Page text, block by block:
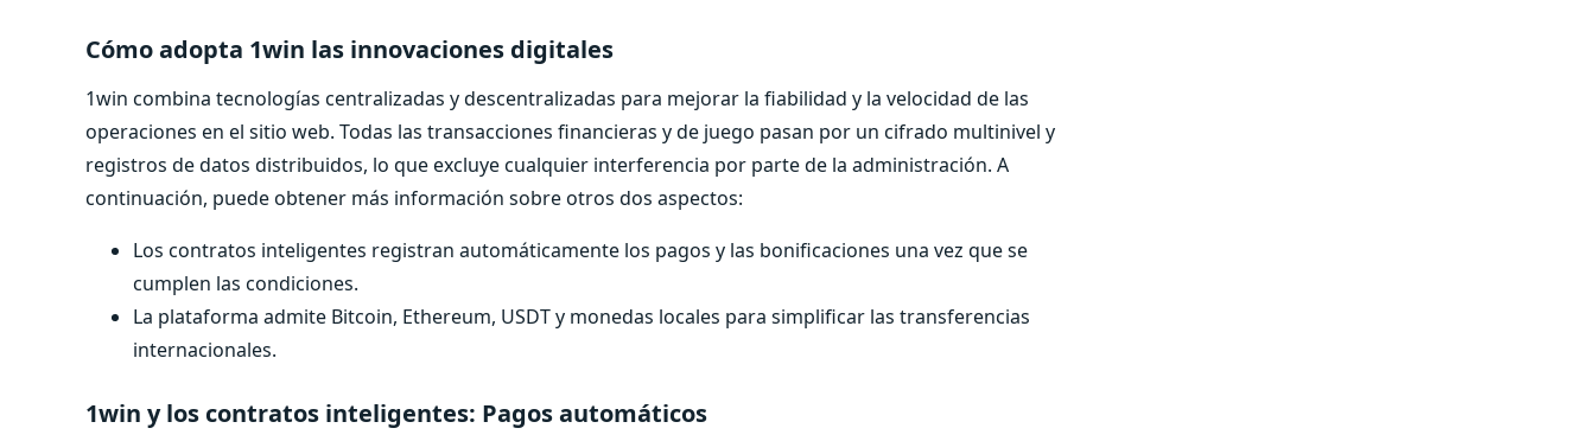
Cómo adopta 1win las innovaciones digitales
1win combina tecnologías centralizadas y descentralizadas para mejorar la fiabilidad y la velocidad de las
operaciones en el sitio web. Todas las transacciones financieras y de juego pasan por un cifrado multinivel y
registros de datos distribuidos, lo que excluye cualquier interferencia por parte de la administración. A
continuación, puede obtener más información sobre otros dos aspectos:
Los contratos inteligentes registran automáticamente los pagos y las bonificaciones una vez que se
cumplen las condiciones.
La plataforma admite Bitcoin, Ethereum, USDT y monedas locales para simplificar las transferencias
internacionales.
1win y los contratos inteligentes: Pagos automáticos